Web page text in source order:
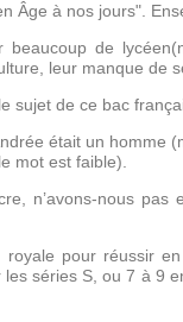
Âge à nos jours".
de
leur manque de
de ce bac
était un homme
mot est faible).
n’avons-nous pas
pour réussir
séries S, ou 7 à 9